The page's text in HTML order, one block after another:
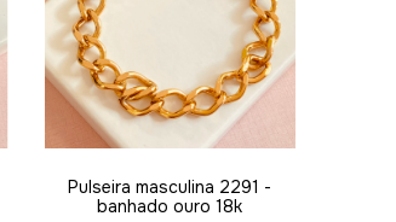
Pulseira masculina 2291 -
banhado ouro 18k